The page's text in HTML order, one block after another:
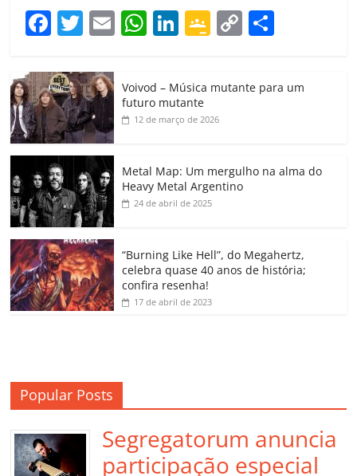
F
c
e
b
o
o
k
T
itt
er
E
ai
W
at
s
A
p
Li
k
e
dI
G
gl
e
a
ss
o
m
C
y
k
p
h
Voivod – Música mutante para um
futuro mutante
12 de março de 2026
Metal Map: Um mergulho na alma do
Heavy Metal Argentino
24 de abril de 2025
“Burning Like Hell”, do Megahertz,
celebra quase 40 anos de história;
confira resenha!
17 de abril de 2023
Popular Posts
Segregatorum anuncia
participação especial